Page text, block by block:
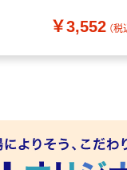
タオルケット
￥3,552 （税